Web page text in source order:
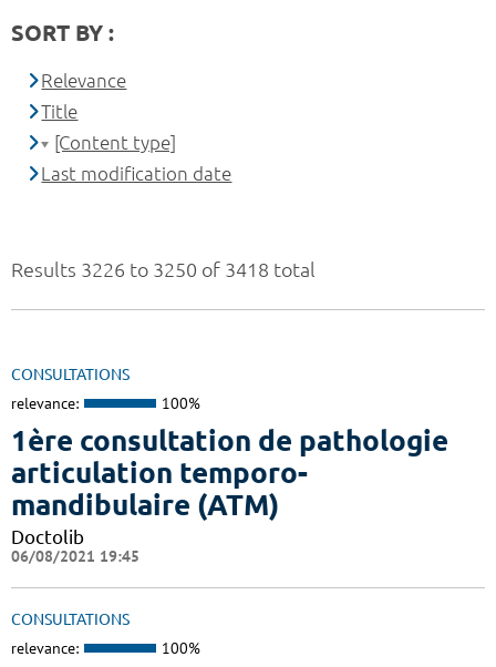
Results 3226 to 3250 of 3418 total
CONSULTATIONS
relevance: 100%
1ère consultation de pathologie
articulation temporo-
mandibulaire (ATM)
Doctolib
06/08/2021 19:45
CONSULTATIONS
relevance: 100%
SORT BY :
Relevance
Title
[Content type]
Last modification date